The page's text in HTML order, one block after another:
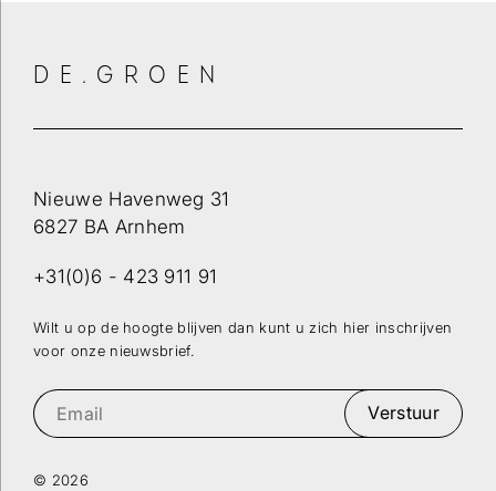
DE.GROEN
Nieuwe Havenweg 31
6827 BA Arnhem
+31(0)6 - 423 911 91
Wilt u op de hoogte blijven dan kunt u zich hier inschrijven
voor onze nieuwsbrief.
Verstuur
© 2026